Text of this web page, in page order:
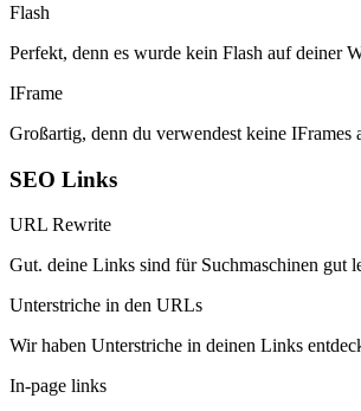
Flash
Perfekt, denn es wurde kein Flash auf deiner
IFrame
Großartig, denn du verwendest keine IFrames
SEO Links
URL Rewrite
Gut. deine Links sind für Suchmaschinen gut
Unterstriche in den URLs
Wir haben Unterstriche in deinen Links
In-page links